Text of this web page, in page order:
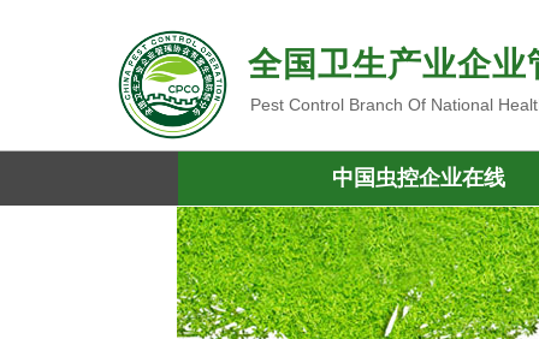
全国卫生产业企
Pest Control Branch Of National
中国虫控企业在线